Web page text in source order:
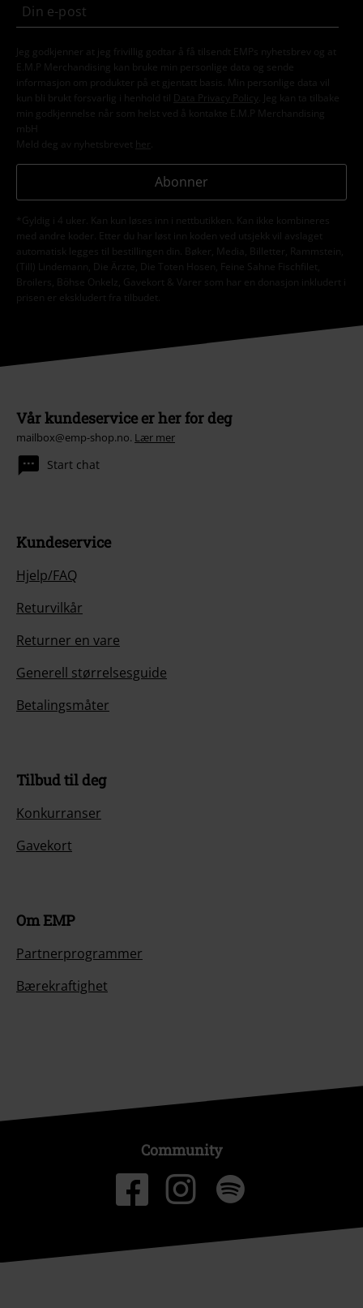
Jeg godkjenner at jeg frivillig godtar å få tilsendt EMPs nyhetsbrev og at
E.M.P Merchandising kan bruke min personlige data og sende
informasjon om produkter på et gjentatt basis. Min personlige data vil
kun bli brukt forsvarlig i henhold til
Data Privacy Policy
. Jeg kan ta tilbake
min godkjennelse når som helst ved å kontakte E.M.P Merchandising
mbH
Meld deg av nyhetsbrevet her
Abonner
*Gyldig i 4 uker. Kan kun løses inn i nettbutikken. Kan ikke kombineres
med andre koder. Etter du har løst inn koden ved utsjekk vil avslaget
automatisk legges til bestillingen din. Bøker, Media, Billetter, Rammstein,
(Till) Lindemann, Die Ärzte, Die Toten Hosen, Feine Sahne Fischfilet,
Broilers, Böhse Onkelz, Gavekort & Varer som har en donasjon inkludert i
prisen er ekskludert fra tilbudet.
Vår kundeservice er her for deg
mailbox@emp-shop.no. Lær mer
Start chat
Kundeservice
Hjelp/FAQ
Returvilkår
Returner en vare
Generell størrelsesguide
Betalingsmåter
Tilbud til deg
Konkurranser
Gavekort
Om EMP
Partnerprogrammer
Bærekraftighet
Community